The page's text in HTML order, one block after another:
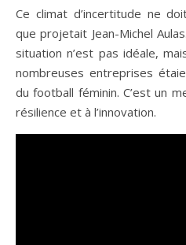
Ce climat d’incertitude ne
que projetait Jean-Michel
situation n’est pas idéale,
nombreuses entreprises
du football féminin. C’est un
résilience et à l’innovation.